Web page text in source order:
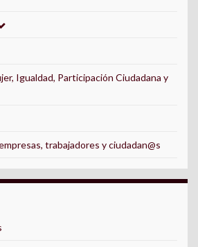
Igualdad, Participación Ciudadana y
trabajadores y ciudadan@s